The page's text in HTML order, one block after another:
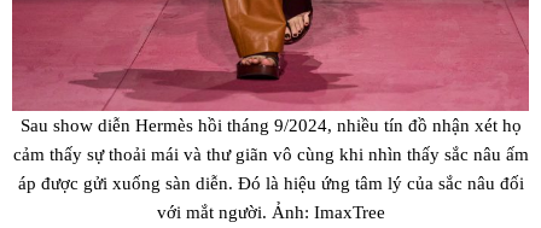
Sau show diễn Hermès hồi tháng 9/2024, nhiều tín đồ nhận xét họ
cảm thấy sự thoải mái và thư giãn vô cùng khi nhìn thấy sắc nâu ấm
áp được gửi xuống sàn diễn. Đó là hiệu ứng tâm lý của sắc nâu đối
với mắt người. Ảnh: ImaxTree